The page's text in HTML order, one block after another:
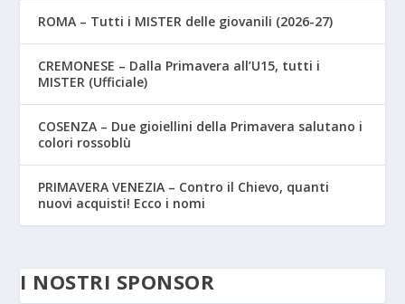
ROMA – Tutti i MISTER delle giovanili (2026-27)
CREMONESE – Dalla Primavera all’U15, tutti i
MISTER (Ufficiale)
COSENZA – Due gioiellini della Primavera salutano i
colori rossoblù
PRIMAVERA VENEZIA – Contro il Chievo, quanti
nuovi acquisti! Ecco i nomi
I NOSTRI SPONSOR